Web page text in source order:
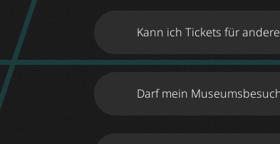
Kann ich Tickets für
Darf mein